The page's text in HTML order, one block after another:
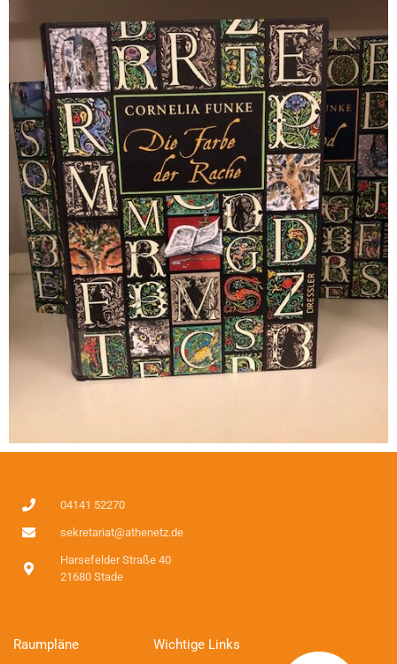
04141 52270
sekretariat@athenetz.de
Harsefelder Straße 40
21680 Stade
Raumpläne Wichtige Links